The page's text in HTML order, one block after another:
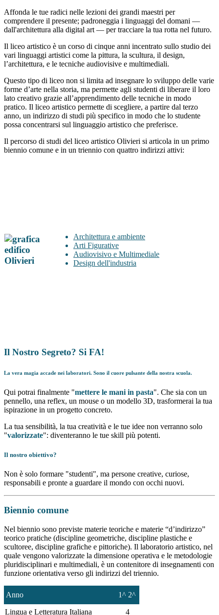
Affonda le tue radici nelle lezioni dei grandi maestri per
comprendere il presente; padroneggia i linguaggi del domani —
dall'architettura alla digital art — per tracciare la tua rotta nel futuro.
Il liceo artistico è un corso di cinque anni incentrato sullo studio dei
vari linguaggi artistici come la pittura, la scultura, il design,
l’architettura, e le tecniche audiovisive e multimediali.
Questo tipo di liceo non si limita ad insegnare lo sviluppo delle varie
forme d’arte nella storia, ma permette agli studenti di liberare il loro
lato creativo grazie all’apprendimento delle tecniche in modo
pratico. Il liceo artistico permette di scegliere, a partire dal terzo
anno, un indirizzo di studi più specifico in modo che lo studente
possa concentrarsi sul linguaggio artistico che preferisce.
Il percorso di studi del liceo artistico Olivieri si articola in un primo
biennio comune e in un triennio con quattro indirizzi attivi:
Architettura e ambiente
Arti Figurative
Audiovisivo e Multimediale
Design dell'industria
Il Nostro Segreto? Si FA!
La vera magia accade nei laboratori. Sono il cuore pulsante della nostra scuola.
Qui potrai finalmente "mettere le mani in pasta". Che sia con un
pennello, una reflex, un mouse o un modello 3D, trasformerai la tua
ispirazione in un progetto concreto.
La tua sensibilità, la tua creatività e le tue idee non verranno solo
"valorizzate": diventeranno le tue skill più potenti.
Il nostro obiettivo?
Non è solo formare "studenti", ma persone creative, curiose,
responsabili e pronte a guardare il mondo con occhi nuovi.
Biennio comune
Nel biennio sono previste materie teoriche e materie “d’indirizzo”
teorico pratiche (discipline geometriche, discipline plastiche e
scultoree, discipline grafiche e pittoriche). Il laboratorio artistico, nel
quale vengono valorizzate la dimensione operativa e le metodologie
pluridisciplinari e multimediali, è un contenitore di insegnamenti con
funzione orientativa verso gli indirizzi del triennio.
Anno 1^ 2^
Lingua e Letteratura Italiana 4